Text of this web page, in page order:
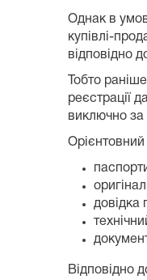
Однак в
купівлі-
відповідно
Тобто
реєстрації
виключно за
Орієнтовний
довідка
Відповідно